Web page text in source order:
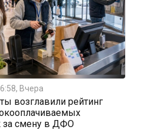
Вчера
возглавили рейтинг
за смену в ДФО